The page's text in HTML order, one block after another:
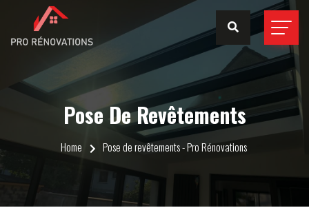
Pose De Revêtements
Home Pose de revêtements - Pro Rénovations